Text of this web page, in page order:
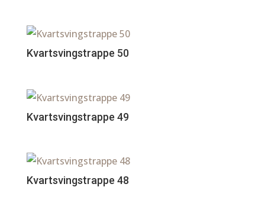
Kvartsvingstrappe 50
Kvartsvingstrappe 49
Kvartsvingstrappe 48